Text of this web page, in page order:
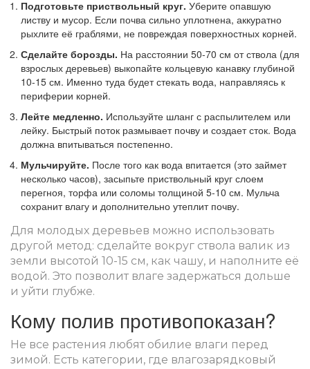
Подготовьте приствольный круг. Уберите опавшую
листву и мусор. Если почва сильно уплотнена, аккуратно
рыхлите её граблями, не повреждая поверхностных корней.
Сделайте борозды. На расстоянии 50-70 см от ствола (для
взрослых деревьев) выкопайте кольцевую канавку глубиной
10-15 см. Именно туда будет стекать вода, направляясь к
периферии корней.
Лейте медленно. Используйте шланг с распылителем или
лейку. Быстрый поток размывает почву и создает сток. Вода
должна впитываться постепенно.
Мульчируйте. После того как вода впитается (это займет
несколько часов), засыпьте приствольный круг слоем
перегноя, торфа или соломы толщиной 5-10 см. Мульча
сохранит влагу и дополнительно утеплит почву.
Для молодых деревьев можно использовать
другой метод: сделайте вокруг ствола валик из
земли высотой 10-15 см, как чашу, и наполните её
водой. Это позволит влаге задержаться дольше
и уйти глубже.
Кому полив противопоказан?
Не все растения любят обилие влаги перед
зимой. Есть категории, где влагозарядковый